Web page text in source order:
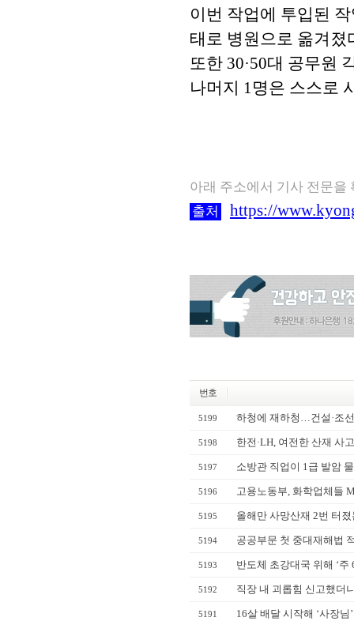
이번 작업에 투입된
태로 병원으로 옮겨졌
또한 30·50대 공무원
나머지 1명은 스스로
아래 주소에서 기사 전문
출처
https://
번호
5199 하청에 재하청…건설·조
5198 한전·LH, 여전한 산재 사
5197 소방관 직업이 1급 발암
5196 고용노동부, 화학업체들
5195 올해만 사망산재 2번 터
5194 공공부문 첫 중대재해법
5193 반도체 초강대국 위해 ‘
5192 직장 내 괴롭힘 신고했더
5191 16살 배달 시작해 ‘사장